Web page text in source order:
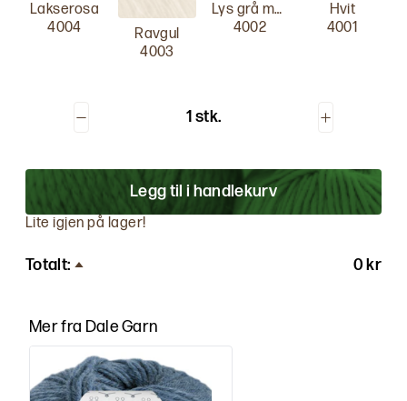
Lakserosa
4004
Ravgul
4003
Lys grå melert
4002
Hvit
4001
1 stk.
Legg til i handlekurv
Lite igjen på lager!
Totalt: 0 kr
Mer fra Dale Garn